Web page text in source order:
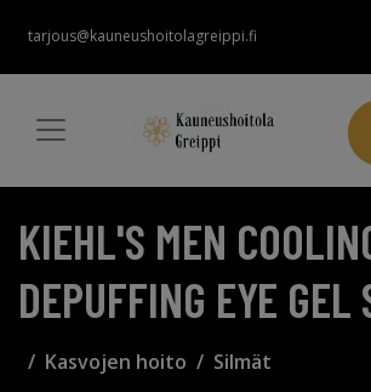
tarjous@kauneushoitolagreippi.fi
KIEHL'S MEN
DEPUFFING EYE GEL
Kasvojen hoito Silmät